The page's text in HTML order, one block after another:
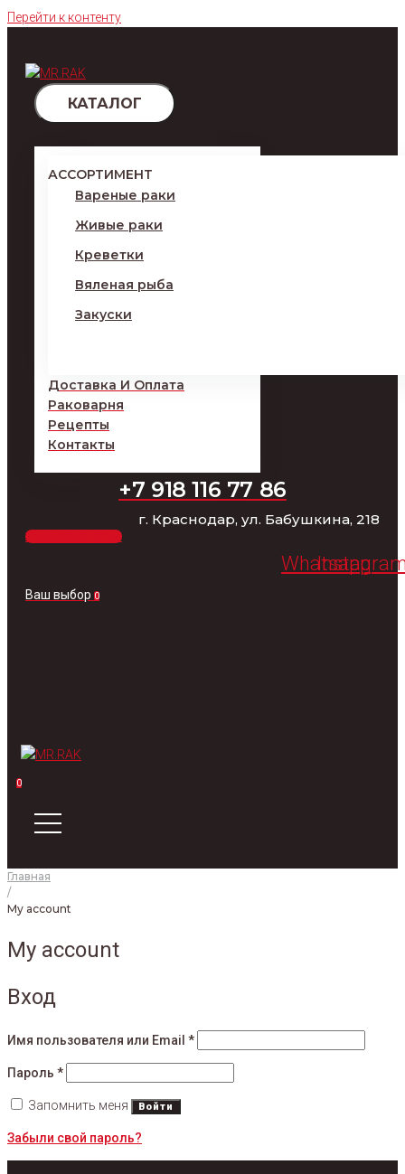
Перейти к контенту
КАТАЛОГ
АССОРТИМЕНТ
Вареные раки
Живые раки
Креветки
Вяленая рыба
Закуски
Доставка И Оплата
Раковарня
Рецепты
Контакты
+7 918 116 77 86
г. Краснодар, ул. Бабушкина, 218
ХОЧУ ЗАКАЗАТЬ
Whatsapp
Ваш выбор 0
0
Главная
/
My account
My account
Вход
Имя пользователя или Email *
Пароль *
Запомнить меня Войти
Забыли свой пароль?